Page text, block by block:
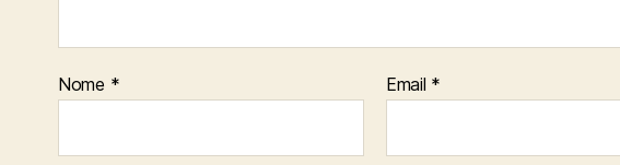
Nome * Email *